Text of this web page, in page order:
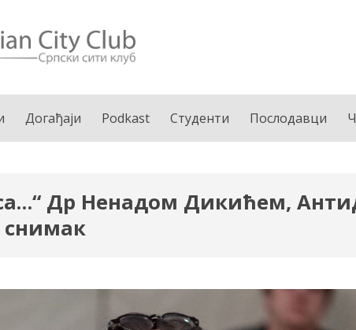
Догађаји Podkast Студенти Послодавци
Др Ненадом Дикићем,
снимак